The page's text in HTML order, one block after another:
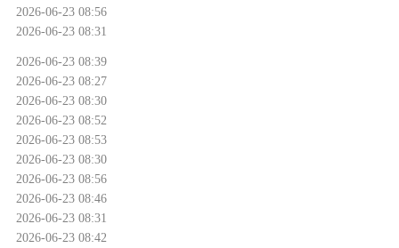
2026-06-23 08:56
2026-06-23 08:31
2026-06-23 08:39
2026-06-23 08:27
2026-06-23 08:30
2026-06-23 08:52
2026-06-23 08:53
2026-06-23 08:30
2026-06-23 08:56
2026-06-23 08:46
2026-06-23 08:31
2026-06-23 08:42